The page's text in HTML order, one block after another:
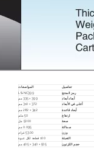
تفاصيل
المواصفات
رمز المنتج
LS-NC399
أبعاد أبعاد
399 × 335 مم
أعلى في الأبعاد
372 × 310 مم
أبعاد قاعدة
342 × 282 مم
ارتفاع
50 ملم
سعة 5000 مل
سماكة
0.095 مم
وزن
53.00 غرام
التعبئة
100 قطعة لكل عبوة
حجم الكرتون
505 × 340 × 405 مم